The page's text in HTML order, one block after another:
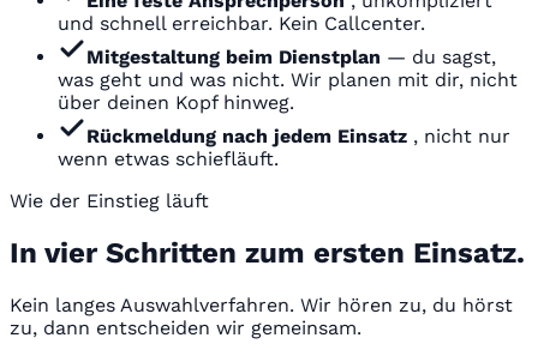
und schnell erreichbar. Kein Callcenter.
Mitgestaltung beim Dienstplan — du sagst,
was geht und was nicht. Wir planen mit dir, nicht
über deinen Kopf hinweg.
Rückmeldung nach jedem Einsatz , nicht nur
wenn etwas schiefläuft.
Wie der Einstieg läuft
In vier Schritten zum ersten Einsatz.
Kein langes Auswahlverfahren. Wir hören zu, du hörst
zu, dann entscheiden wir gemeinsam.